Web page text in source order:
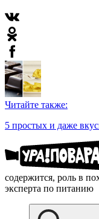
Читайте также:
5 простых и даже
содержится, роль в
эксперта по питанию